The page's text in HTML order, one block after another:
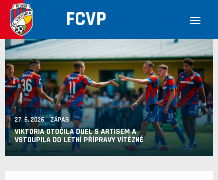
FCVP
27. 6. 2026 ZÁPAS
VIKTORIA OTOČILA DUEL S ARTISEM A
VSTOUPILA DO LETNÍ PŘÍPRAVY VÍTĚZNĚ